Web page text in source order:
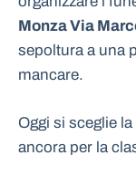
Monza Via
sepoltura a una
mancare.
Oggi si sceglie
ancora per la